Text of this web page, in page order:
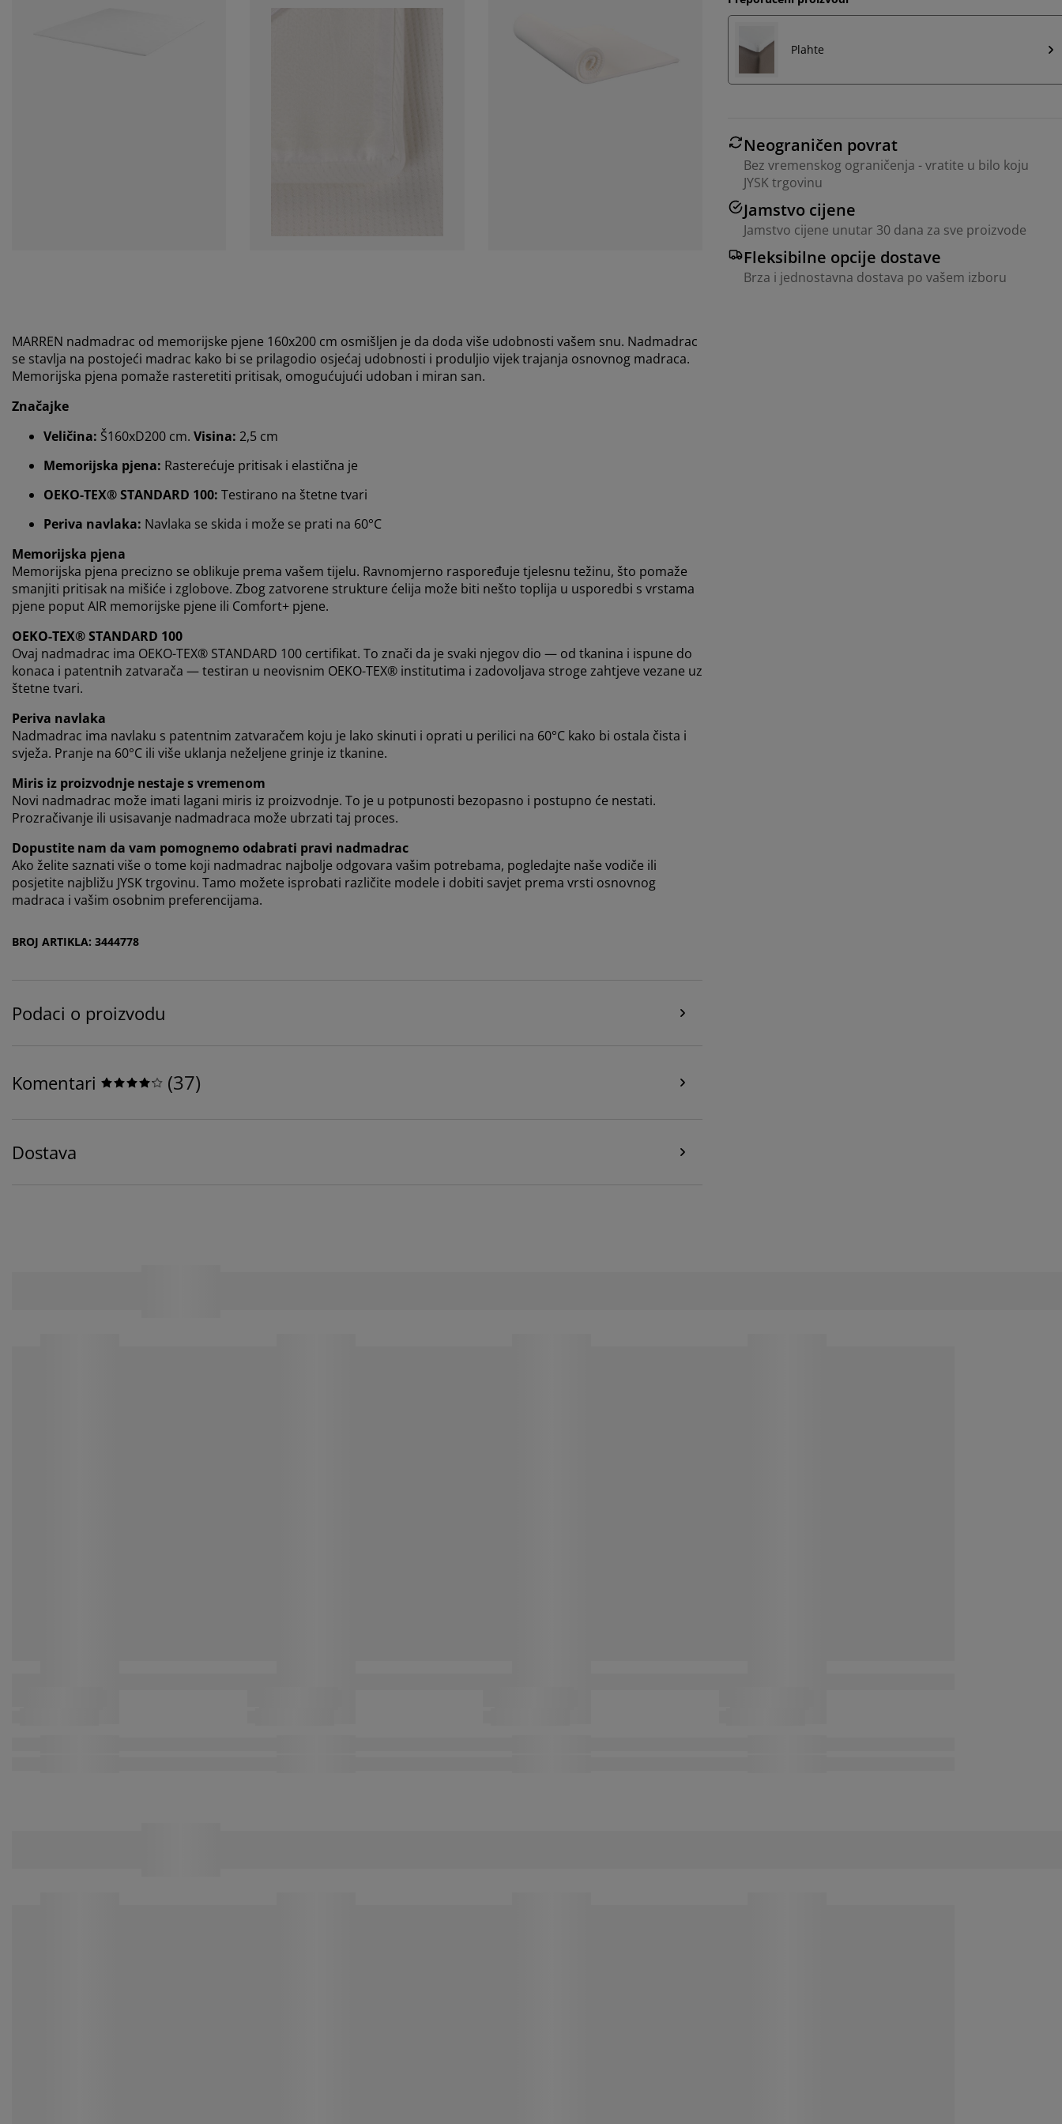
Plahte
Neograničen povrat
Bez vremenskog ograničenja - vratite u bilo koju
JYSK trgovinu
Jamstvo cijene
Jamstvo cijene unutar 30 dana za sve proizvode
Fleksibilne opcije dostave
Brza i jednostavna dostava po vašem izboru
MARREN nadmadrac od memorijske pjene 160x200 cm osmišljen je da doda više udobnosti vašem snu. Nadmadrac
se stavlja na postojeći madrac kako bi se prilagodio osjećaj udobnosti i produljio vijek trajanja osnovnog madraca.
Memorijska pjena pomaže rasteretiti pritisak, omogućujući udoban i miran san.
Značajke
Veličina: Š160xD200 cm. Visina: 2,5 cm
Memorijska pjena: Rasterećuje pritisak i elastična je
OEKO-TEX® STANDARD 100: Testirano na štetne tvari
Periva navlaka: Navlaka se skida i može se prati na 60°C
Memorijska pjena
Memorijska pjena precizno se oblikuje prema vašem tijelu. Ravnomjerno raspoređuje tjelesnu težinu, što pomaže
smanjiti pritisak na mišiće i zglobove. Zbog zatvorene strukture ćelija može biti nešto toplija u usporedbi s vrstama
pjene poput AIR memorijske pjene ili Comfort+ pjene.
OEKO-TEX® STANDARD 100
Ovaj nadmadrac ima OEKO-TEX® STANDARD 100 certifikat. To znači da je svaki njegov dio — od tkanina i ispune do
konaca i patentnih zatvarača — testiran u neovisnim OEKO-TEX® institutima i zadovoljava stroge zahtjeve vezane uz
štetne tvari.
Periva navlaka
Nadmadrac ima navlaku s patentnim zatvaračem koju je lako skinuti i oprati u perilici na 60°C kako bi ostala čista i
svježa. Pranje na 60°C ili više uklanja neželjene grinje iz tkanine.
Miris iz proizvodnje nestaje s vremenom
Novi nadmadrac može imati lagani miris iz proizvodnje. To je u potpunosti bezopasno i postupno će nestati.
Prozračivanje ili usisavanje nadmadraca može ubrzati taj proces.
Dopustite nam da vam pomognemo odabrati pravi nadmadrac
Ako želite saznati više o tome koji nadmadrac najbolje odgovara vašim potrebama, pogledajte naše vodiče ili
posjetite najbližu JYSK trgovinu. Tamo možete isprobati različite modele i dobiti savjet prema vrsti osnovnog
madraca i vašim osobnim preferencijama.
BROJ ARTIKLA: 3444778
Podaci o proizvodu
Komentari (37)
Dostava